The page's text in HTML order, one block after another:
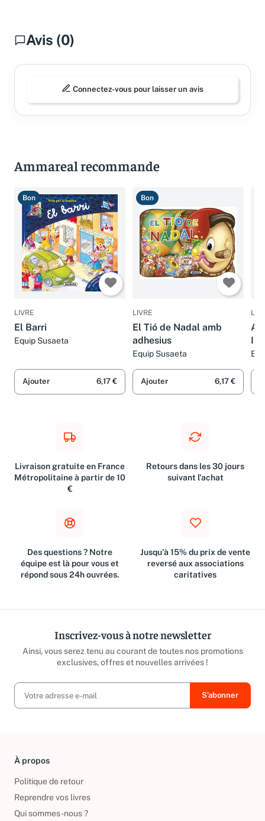
Avis (0)
Connectez-vous pour laisser un avis
Ammareal recommande
Bon
LIVRE
El Barri
Equip Susaeta
Ajouter 6,17 €
Bon
LIVRE
El Tió de Nadal amb
adhesius
Equip Susaeta
Ajouter 6,17 €
A
Livraison gratuite en France
Métropolitaine à partir de 10
€
Retours dans les 30 jours
suivant l'achat
Des questions ? Notre
équipe est là pour vous et
répond sous 24h ouvrées.
Jusqu'à 15% du prix de vente
reversé aux associations
caritatives
Inscrivez-vous à notre newsletter
Ainsi, vous serez tenu au courant de toutes nos promotions
exclusives, offres et nouvelles arrivées !
À propos
Politique de retour
Reprendre vos livres
Qui sommes-nous ?